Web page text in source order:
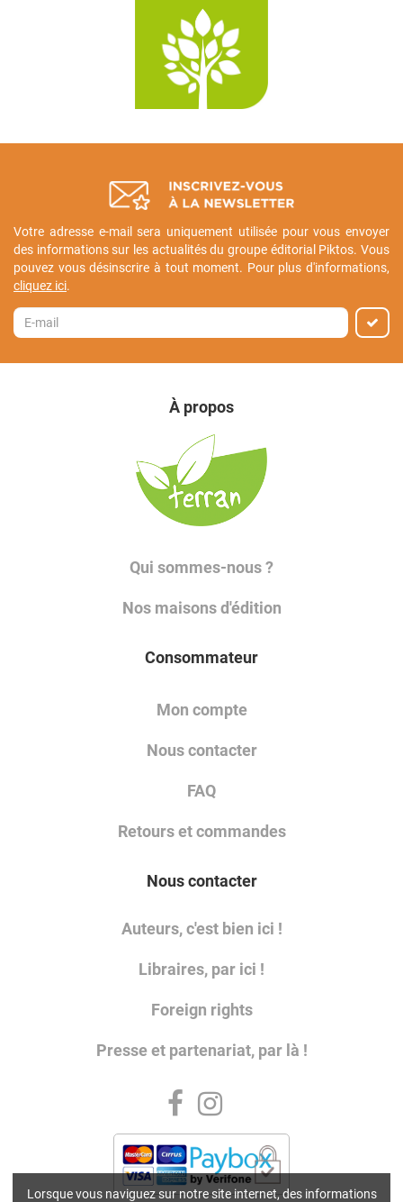
Lorsque vous naviguez sur notre site internet, des informations
Votre adresse e-mail sera uniquement utilisée pour vous envoyer
des informations sur les actualités du groupe éditorial Piktos. Vous
pouvez vous désinscrire à tout moment. Pour plus d'informations,
cliquez ici.
À propos
Qui sommes-nous ?
Nos maisons d'édition
Consommateur
Mon compte
Nous contacter
FAQ
Retours et commandes
Nous contacter
Auteurs, c'est bien ici !
Libraires, par ici !
Foreign rights
Presse et partenariat, par là !